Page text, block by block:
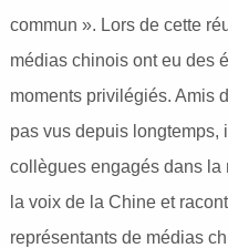
commun ». Lors de cette
médias chinois ont eu des
moments privilégiés. Amis
pas vus depuis longtemps,
collègues engagés dans la
la voix de la Chine et
représentants de médias